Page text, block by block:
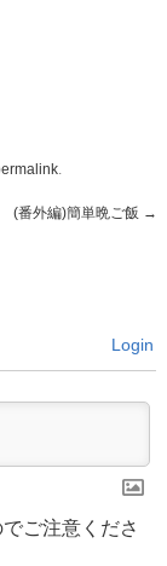
.
(番外編)簡単晩ご飯 →
Login
ご注意くださ